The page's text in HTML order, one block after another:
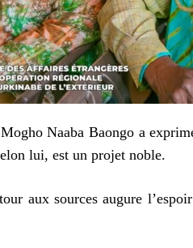
Naaba Baongo a
lui, est un projet noble.
aux sources augure